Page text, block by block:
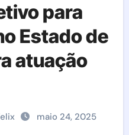
para
Estado de
atuação
maio 24, 2025